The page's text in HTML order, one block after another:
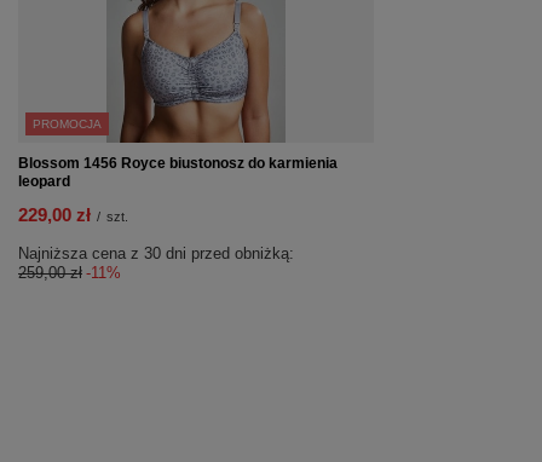
PROMOCJA
Blossom 1456 Royce biustonosz do karmienia
leopard
229,00 zł / szt.
Najniższa cena z 30 dni przed obniżką:
259,00 zł -11%